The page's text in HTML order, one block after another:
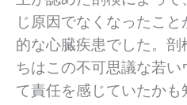
じ原因でなくなったこ
的な心臓疾患でした。
ちはこの不可思議な若い
て責任を感じていたかも